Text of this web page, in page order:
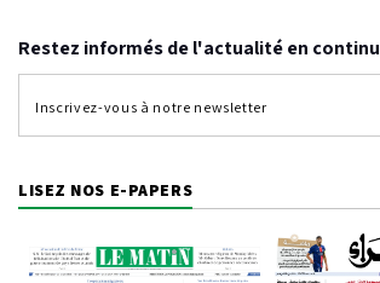
Restez informés de l'actualité en continu
LISEZ NOS E-PAPERS